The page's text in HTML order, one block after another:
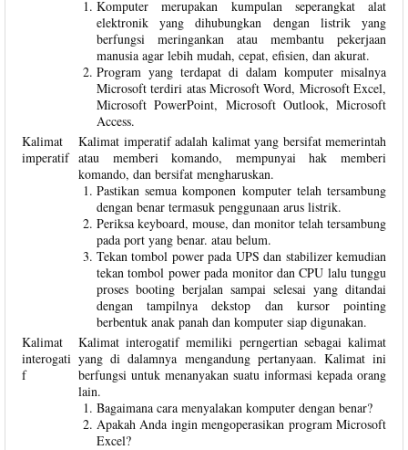
Komputer merupakan kumpulan seperangkat alat
elektronik yang dihubungkan dengan listrik yang
berfungsi meringankan atau membantu pekerjaan
manusia agar lebih mudah, cepat, efisien, dan akurat.
Program yang terdapat di dalam komputer misalnya
Microsoft terdiri atas Microsoft Word, Microsoft Excel,
Microsoft PowerPoint, Microsoft Outlook, Microsoft
Access.
Kalimat
imperatif
Kalimat imperatif adalah kalimat yang bersifat memerintah
atau memberi komando, mempunyai hak memberi
komando, dan bersifat mengharuskan.
Pastikan semua komponen komputer telah tersambung
dengan benar termasuk penggunaan arus listrik.
Periksa keyboard, mouse, dan monitor telah tersambung
pada port yang benar. atau belum.
Tekan tombol power pada UPS dan stabilizer kemudian
tekan tombol power pada monitor dan CPU lalu tunggu
proses booting berjalan sampai selesai yang ditandai
dengan tampilnya dekstop dan kursor pointing
berbentuk anak panah dan komputer siap digunakan.
Kalimat
interogati
f
Kalimat interogatif memiliki perngertian sebagai kalimat
yang di dalamnya mengandung pertanyaan. Kalimat ini
berfungsi untuk menanyakan suatu informasi kepada orang
lain.
Bagaimana cara menyalakan komputer dengan benar?
Apakah Anda ingin mengoperasikan program Microsoft
Excel?